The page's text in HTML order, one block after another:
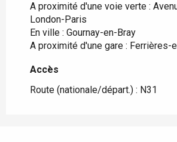
A proximité d'une voie verte :
London-Paris
En ville : Gournay-en-Bray
A proximité d'une gare : Ferrières-
Accès
Accès
Route (nationale/départ.) : N31